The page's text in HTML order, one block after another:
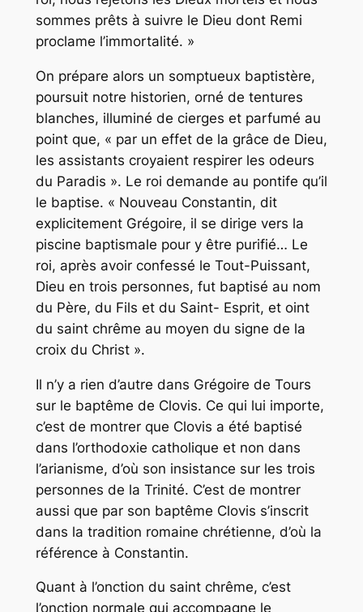
sommes prêts à suivre le Dieu dont Remi
proclame l’immortalité. »
On prépare alors un somptueux baptistère,
poursuit notre historien, orné de tentures
blanches, illuminé de cierges et parfumé au
point que, « par un effet de la grâce de Dieu,
les assistants croyaient respirer les odeurs
du Paradis ». Le roi demande au pontife qu’il
le baptise. « Nouveau Constantin, dit
explicitement Grégoire, il se dirige vers la
piscine baptismale pour y être purifié… Le
roi, après avoir confessé le Tout-Puissant,
Dieu en trois personnes, fut baptisé au nom
du Père, du Fils et du Saint- Esprit, et oint
du saint chrême au moyen du signe de la
croix du Christ ».
Il n’y a rien d’autre dans Grégoire de Tours
sur le baptême de Clovis. Ce qui lui importe,
c’est de montrer que Clovis a été baptisé
dans l’orthodoxie catholique et non dans
l’arianisme, d’où son insistance sur les trois
personnes de la Trinité. C’est de montrer
aussi que par son baptême Clovis s’inscrit
dans la tradition romaine chrétienne, d’où la
référence à Constantin.
Quant à l’onction du saint chrême, c’est
l’onction normale qui accompagne le